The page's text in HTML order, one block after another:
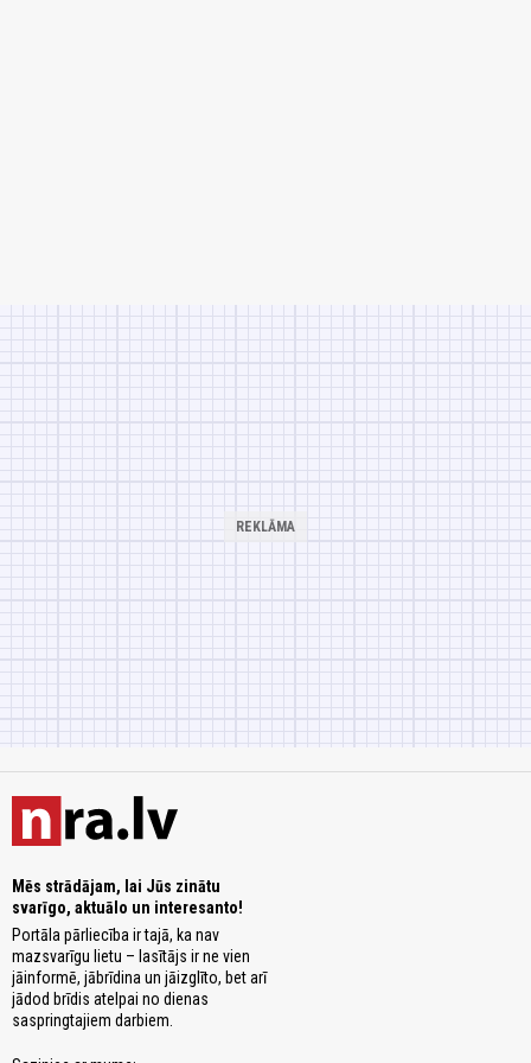
Mēs strādājam, lai Jūs zinātu
svarīgo, aktuālo un interesanto!
Portāla pārliecība ir tajā, ka nav
mazsvarīgu lietu – lasītājs ir ne vien
jāinformē, jābrīdina un jāizglīto, bet arī
jādod brīdis atelpai no dienas
saspringtajiem darbiem.